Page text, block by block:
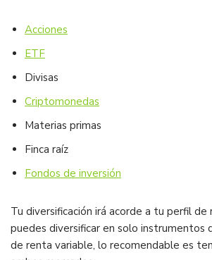
Acciones
ETF
Divisas
Criptomonedas
Materias primas
Finca raíz
Fondos de inversión
Tu diversificación irá acorde a tu perfil de
puedes diversificar en solo instrumentos
de renta variable, lo recomendable es